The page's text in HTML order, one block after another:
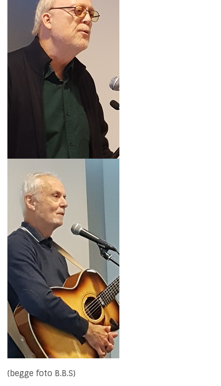
(begge foto B.B.S)